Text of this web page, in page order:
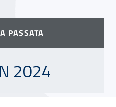
PASSATA
2024
2024